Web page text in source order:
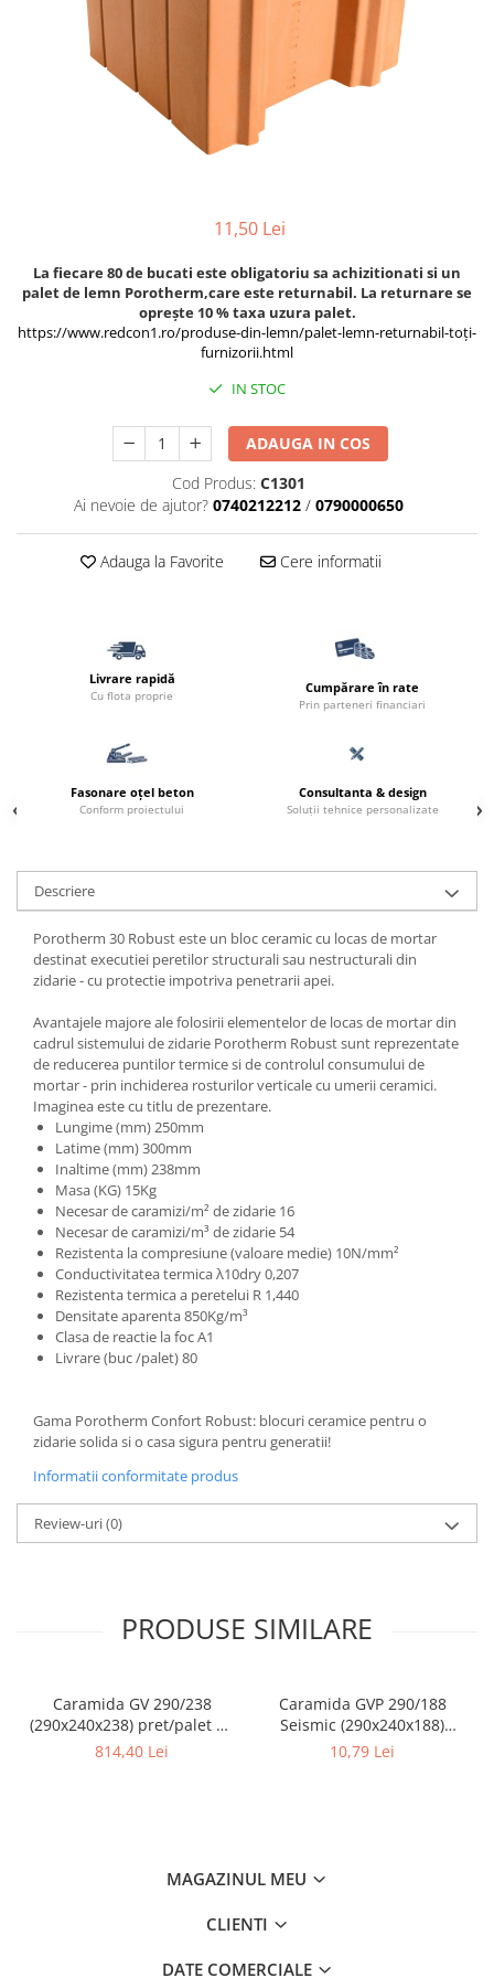
Accesorii pentru termosistem
Accesorii pentru vata
Vopsele
Vopsea lavabila pentru exterior
Vopsea lavabila pentru interior
Pas Japonez
Pervaz geam piatra compozita
Placi ceramice de exterior
11,50 Lei
La fiecare 80 de bucati este obligatoriu sa achizitionati si un
palet de lemn Porotherm,care este returnabil. La returnare se
oprește 10 % taxa uzura palet.
https://www.redcon1.ro/produse-din-lemn/palet-lemn-returnabil-toți-
furnizorii.html
IN STOC
ADAUGA IN COS
Cod Produs: C1301
Ai nevoie de ajutor? 0740212212 / 0790000650
Adauga la Favorite Cere informatii
Livrare rapidă
Cu flota proprie Cumpărare în rate
Prin parteneri financiari
Fasonare oțel beton
Conform proiectului
Consultanta & design
Soluții tehnice personalizate
Descriere
Porotherm 30 Robust este un bloc ceramic cu locas de mortar
destinat executiei peretilor structurali sau nestructurali din
zidarie - cu protectie impotriva penetrarii apei.
Avantajele majore ale folosirii elementelor de locas de mortar din
cadrul sistemului de zidarie Porotherm Robust sunt reprezentate
de reducerea puntilor termice si de controlul consumului de
mortar - prin inchiderea rosturilor verticale cu umerii ceramici.
Imaginea este cu titlu de prezentare.
Lungime (mm) 250mm
Latime (mm) 300mm
Inaltime (mm) 238mm
Masa (KG) 15Kg
Necesar de caramizi/m² de zidarie 16
Necesar de caramizi/m³ de zidarie 54
Rezistenta la compresiune (valoare medie) 10N/mm²
Conductivitatea termica λ10dry 0,207
Rezistenta termica a peretelui R 1,440
Densitate aparenta 850Kg/m³
Clasa de reactie la foc A1
Livrare (buc /palet) 80
Gama Porotherm Confort Robust: blocuri ceramice pentru o
zidarie solida si o casa sigura pentru generatii!
Informatii conformitate produs
Review-uri(0)
PRODUSE SIMILARE
Caramida GV 290/238
(290x240x238) pret/palet 80
buc
814,40 Lei
Caramida GVP 290/188
Seismic (290x240x188)
pret/buc
10,79 Lei
MAGAZINUL MEU
CLIENTI
DATE COMERCIALE